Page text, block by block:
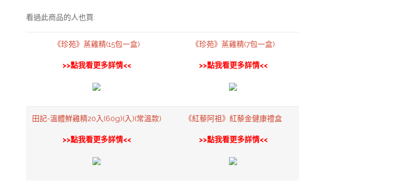
看過此商品的人也買:
《珍苑》蒸雞精(15包一盒)
>>點我看更多詳情<<
《珍苑》蒸雞精(7包一盒)
>>點我看更多詳情<<
田記-溫體鮮雞精20入(60g)(入)(常溫款)
>>點我看更多詳情<<
《紅藜阿祖》紅藜金健康禮盒
>>點我看更多詳情<<